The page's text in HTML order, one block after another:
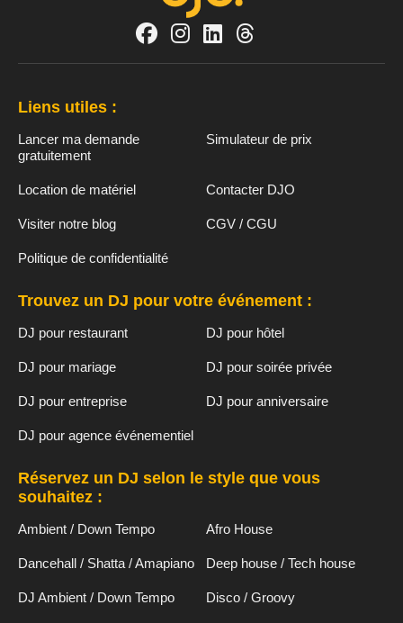
Liens utiles :
Lancer ma demande
gratuitement
Simulateur de prix
Location de matériel Contacter DJO
Visiter notre blog CGV / CGU
Politique de confidentialité
Trouvez un DJ pour votre événement :
DJ pour restaurant DJ pour hôtel
DJ pour mariage DJ pour soirée privée
DJ pour entreprise DJ pour anniversaire
DJ pour agence événementiel
Réservez un DJ selon le style que vous
souhaitez :
Ambient / Down Tempo Afro House
Dancehall / Shatta / Amapiano Deep house / Tech house
DJ Ambient / Down Tempo Disco / Groovy